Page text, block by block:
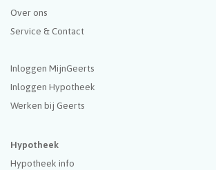
Over ons
Service & Contact
Inloggen MijnGeerts
Inloggen Hypotheek
Werken bij Geerts
Hypotheek
Hypotheek info